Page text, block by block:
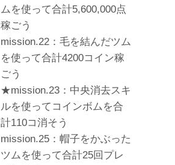
ムを使って合計5,600,000点
稼ごう
mission.22：毛を結んだツム
を使って合計4200コイン稼
ごう
★mission.23：中央消去スキ
ルを使ってコインボムを合
計110コ消そう
mission.25：帽子をかぶった
ツムを使って合計25回プレ